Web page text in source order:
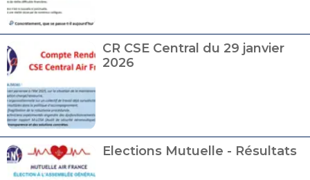
CR CSE Central du 29 janvier
2026
Elections Mutuelle - Résultats